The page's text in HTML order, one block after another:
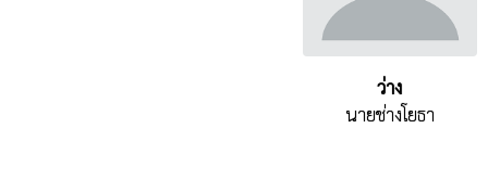
ว่าง
นายช่างโยธา